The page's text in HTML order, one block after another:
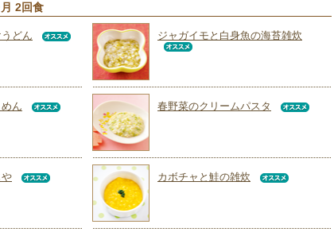
2回食
どん ジャガイモと白身魚の海苔雑炊
ん 春野菜のクリームパスタ
カボチャと鮭の雑炊